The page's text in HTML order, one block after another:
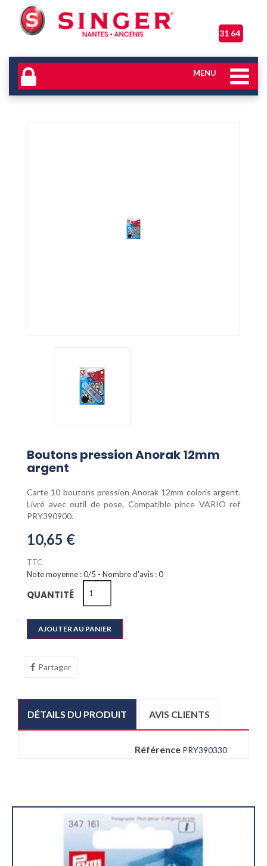
06 31 64 17 04
MENU
Boutons pression Anorak 12mm
argent
Carte 10 boutons pression Anorak 12mm coloris argent.
Livré avec outil de pose. Compatible pince VARIO ref
PRY390900.
10,65 €
TTC
Note moyenne :0/5 - Nombre d'avis :0
QUANTITÉ
AJOUTER AU PANIER
Partager
DÉTAILS DU PRODUIT AVIS CLIENTS
Référence PRY390330